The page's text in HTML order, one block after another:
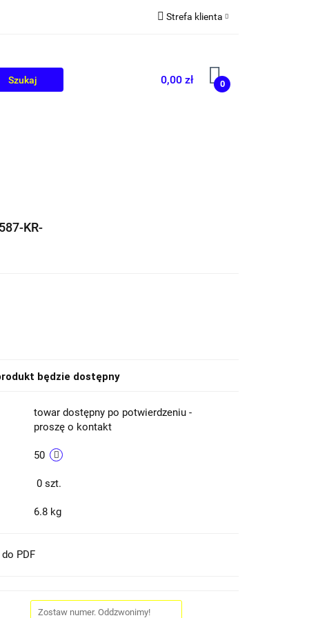
Strefa klienta
Zarejestruj się
Dodaj zgłoszenie
0,00 zł 0
KR-
będzie dostępny
towar dostępny po potwierdzeniu -
proszę o kontakt
50
0 szt.
6.8 kg
PDF